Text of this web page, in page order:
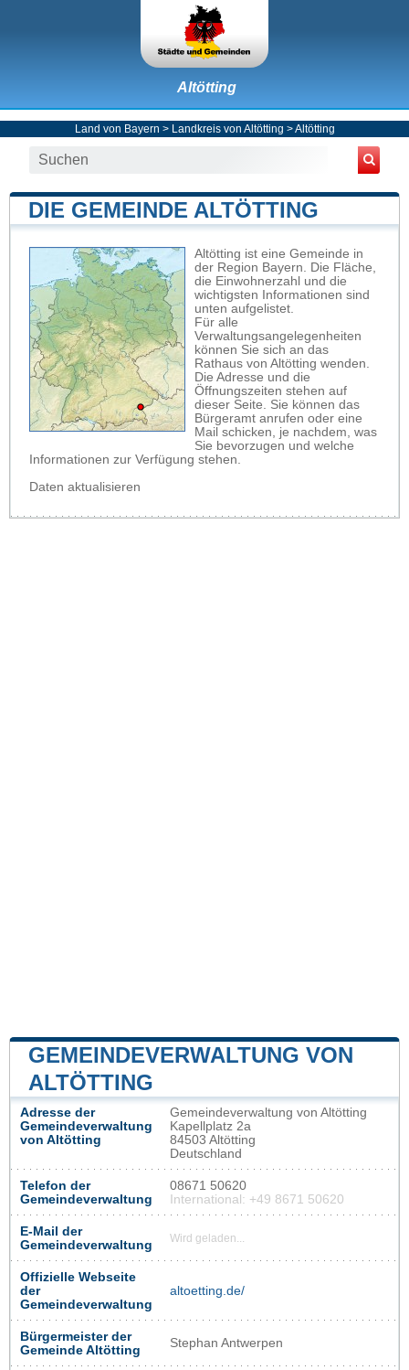
Altötting
Land von Bayern > Landkreis von Altötting >Altötting
DIE GEMEINDE ALTÖTTING
Altötting ist eine Gemeinde in
der Region Bayern. Die Fläche,
die Einwohnerzahl und die
wichtigsten Informationen sind
unten aufgelistet.
Für alle
Verwaltungsangelegenheiten
können Sie sich an das
Rathaus von Altötting wenden.
Die Adresse und die
Öffnungszeiten stehen auf
dieser Seite. Sie können das
Bürgeramt anrufen oder eine
Mail schicken, je nachdem, was
Sie bevorzugen und welche
Informationen zur Verfügung stehen.
Daten aktualisieren
GEMEINDEVERWALTUNG VON
ALTÖTTING
Adresse der
Gemeindeverwaltung
von Altötting
Gemeindeverwaltung von Altötting
Kapellplatz 2a
84503 Altötting
Deutschland
Telefon der
Gemeindeverwaltung
08671 50620
International: +49 8671 50620
E-Mail der
Gemeindeverwaltung
Wird geladen...
Offizielle Webseite
der
Gemeindeverwaltung
altoetting.de/
Bürgermeister der
Gemeinde Altötting
Stephan Antwerpen